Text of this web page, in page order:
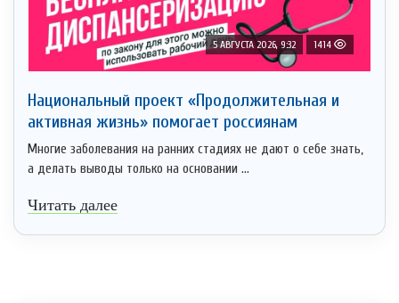
5 АВГУСТА 2026, 9:32 1414
Национальный проект «Продолжительная и
активная жизнь» помогает россиянам
Многие заболевания на ранних стадиях не дают о себе знать,
а делать выводы только на основании ...
Читать далее